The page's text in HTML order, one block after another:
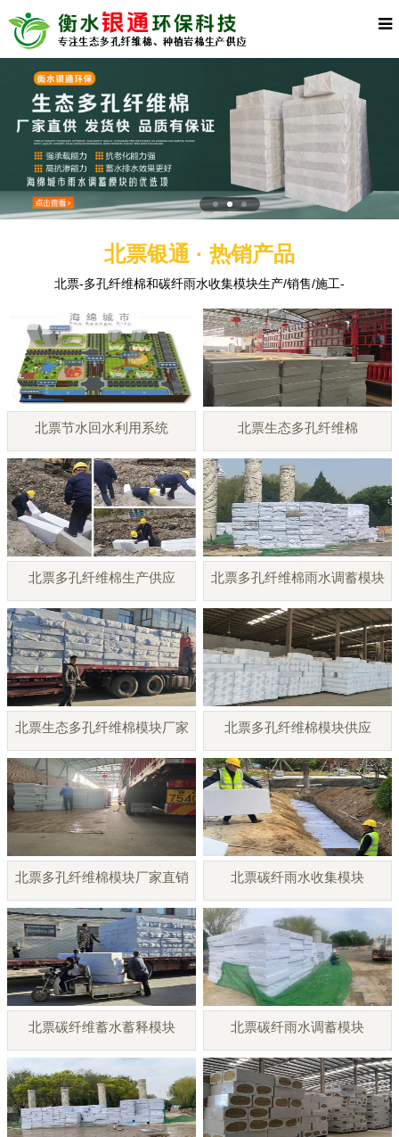
北票银通 · 热销产品
北票-多孔纤维棉和碳纤雨水收集模块生产/销售/施工-
北票节水回水利用系统 北票生态多孔纤维棉
北票多孔纤维棉生产供应 北票多孔纤维棉雨水调蓄模块
北票生态多孔纤维棉模块厂家 北票多孔纤维棉模块供应
北票多孔纤维棉模块厂家直销 北票碳纤雨水收集模块
北票碳纤维蓄水蓄释模块 北票碳纤雨水调蓄模块